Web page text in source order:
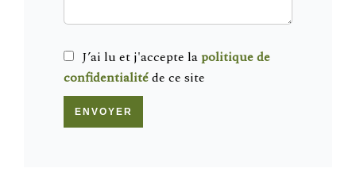
J’ai lu et j'accepte lapolitique de
confidentialitéde ce site
ENVOYER